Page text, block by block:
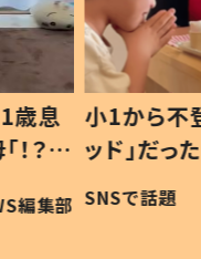
歳息
？」
編集部
小1から不
ッド」だ
作り続け
#令和の子
SNSで話題